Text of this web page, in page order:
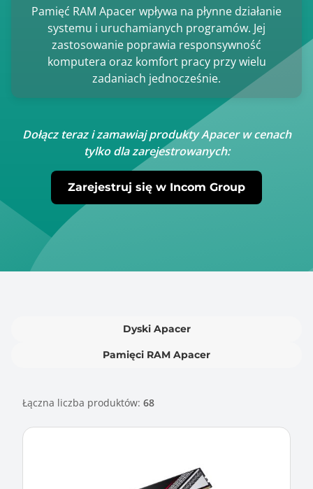
Pamięć RAM Apacer wpływa na płynne działanie
systemu i uruchamianych programów. Jej
zastosowanie poprawia responsywność
komputera oraz komfort pracy przy wielu
zadaniach jednocześnie.
Dołącz teraz i zamawiaj produkty Apacer w cenach
tylko dla zarejestrowanych:
Zarejestruj się w Incom Group
Dyski Apacer
Pamięci RAM Apacer
Łączna liczba produktów: 68